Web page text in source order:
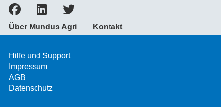
Über Mundus Agri Kontakt
Hilfe und Support
Impressum
AGB
Datenschutz